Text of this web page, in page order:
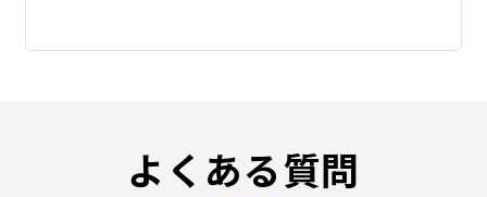
よくある質問